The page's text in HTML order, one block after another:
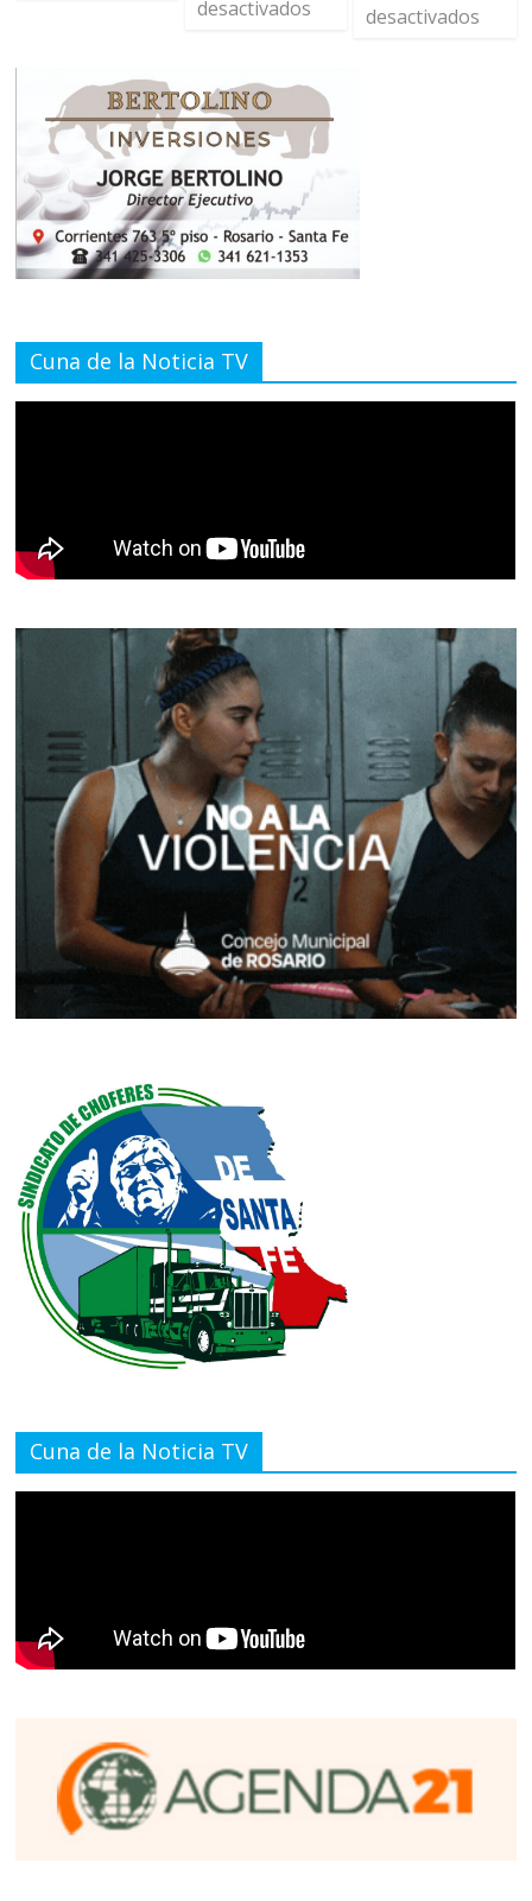
desactivados
desactivados
Cuna de la Noticia TV
Cuna de la Noticia TV